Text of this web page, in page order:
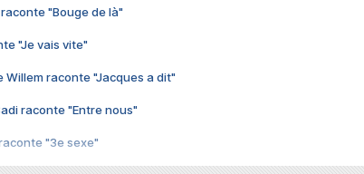
raconte "Bouge de là"
"Je vais vite"
Willem raconte "Jacques a dit"
raconte "Entre nous"
"3e sexe"